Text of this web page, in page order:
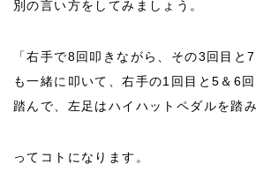
別の言い方をしてみましょう。
「右手で8回叩きながら、その3回目と
も一緒に叩いて、右手の1回目と5＆6
踏んで、左足はハイハットペダルを踏
ってコトになります。